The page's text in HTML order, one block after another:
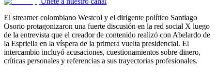
El streamer colombiano Westcol y el dirigente político Santiago
Osorio protagonizaron una fuerte discusión en la red social X luego
de la entrevista que el creador de contenido realizó con Abelardo de
la Espriella en la víspera de la primera vuelta presidencial. El
intercambio incluyó acusaciones, cuestionamientos sobre dinero,
críticas personales y referencias a sus trayectorias profesionales.